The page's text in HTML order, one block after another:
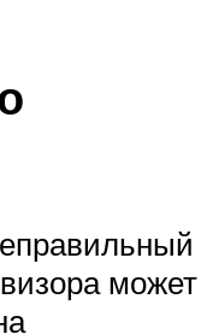
может